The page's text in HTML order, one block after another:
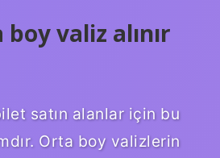
valiz alınır
satın alanlar için bu
Orta boy valizlerin